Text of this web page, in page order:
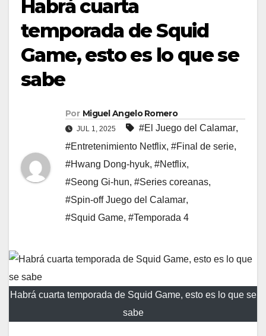
Habrá cuarta
temporada de Squid
Game, esto es lo que se
sabe
Por Miguel Angelo Romero
JUL 1, 2025 #El Juego del Calamar,
#Entretenimiento Netflix, #Final de serie,
#Hwang Dong-hyuk, #Netflix,
#Seong Gi-hun, #Series coreanas,
#Spin-off Juego del Calamar,
#Squid Game, #Temporada 4
Habrá cuarta temporada de Squid Game, esto es lo que se
sabe